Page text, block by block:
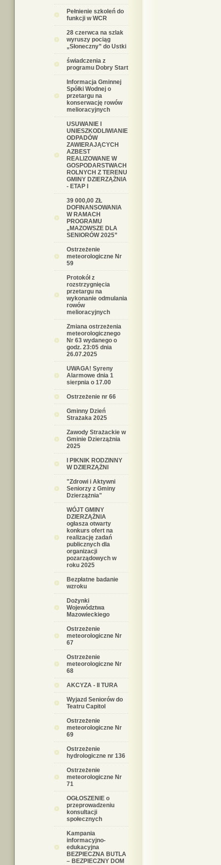
Pełnienie szkoleń do
funkcji w WCR
28 czerwca na szlak
wyruszy pociąg
„Słoneczny” do Ustki
świadczenia z
programu Dobry Start
Informacja Gminnej
Spółki Wodnej o
przetargu na
konserwację rowów
melioracyjnych
USUWANIE I
UNIESZKODLIWIANIE
ODPADÓW
ZAWIERAJĄCYCH
AZBEST
REALIZOWANE W
GOSPODARSTWACH
ROLNYCH Z TERENU
GMINY DZIERZĄŻNIA
- ETAP I
39 000,00 ZŁ
DOFINANSOWANIA
W RAMACH
PROGRAMU
„MAZOWSZE DLA
SENIORÓW 2025”
Ostrzeżenie
meteorologiczne Nr
59
Protokół z
rozstrzygnięcia
przetargu na
wykonanie odmulania
rowów
melioracyjnych
Zmiana ostrzeżenia
meteorologicznego
Nr 63 wydanego o
godz. 23:05 dnia
26.07.2025
UWAGA! Syreny
Alarmowe dnia 1
sierpnia o 17.00
Ostrzeżenie nr 66
Gminny Dzień
Strażaka 2025
Zawody Strażackie w
Gminie Dzierzążnia
2025
I PIKNIK RODZINNY
W DZIERZĄŻNI
"Zdrowi i Aktywni
Seniorzy z Gminy
Dzierzążnia"
WÓJT GMINY
DZIERZĄŻNIA
ogłasza otwarty
konkurs ofert na
realizację zadań
publicznych dla
organizacji
pozarządowych w
roku 2025
Bezpłatne badanie
wzroku
Dożynki
Województwa
Mazowieckiego
Ostrzeżenie
meteorologiczne Nr
67
Ostrzeżenie
meteorologiczne Nr
68
AKCYZA - II TURA
Wyjazd Seniorów do
Teatru Capitol
Ostrzeżenie
meteorologiczne Nr
69
Ostrzeżenie
hydrologiczne nr 136
Ostrzeżenie
meteorologiczne Nr
71
OGŁOSZENIE o
przeprowadzeniu
konsultacji
społecznych
Kampania
informacyjno-
edukacyjna
BEZPIECZNA BUTLA
– BEZPIECZNY DOM